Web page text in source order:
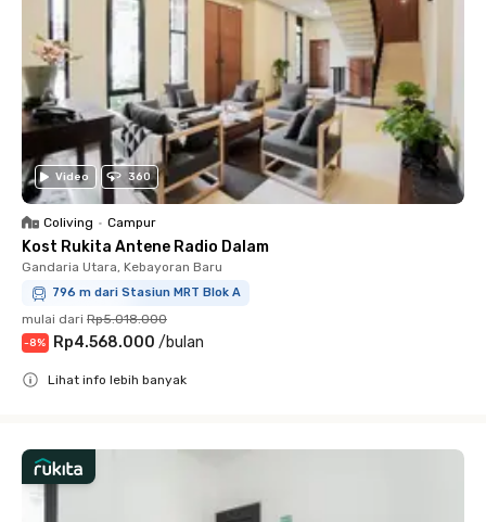
Video 360
Coliving • Campur
Kost Rukita Antene Radio Dalam
Gandaria Utara, Kebayoran Baru
796 m dari Stasiun MRT Blok A
mulai dari Rp5.018.000
-8% Rp4.568.000 /bulan
Lihat info lebih banyak